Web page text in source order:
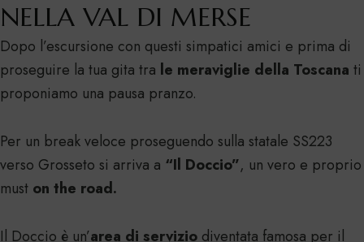
NELLA VAL DI MERSE
Dopo l’escursione con questi simpatici amici e prima di
proseguire la tua gita tra le meraviglie della Toscana ti
proponiamo una pausa pranzo.
Per un break veloce proseguendo sulla statale SS223
verso Grosseto si arriva a “Il Doccio”, un vero e proprio
must on the road.
Il Doccio è un’area di servizio diventata famosa per il